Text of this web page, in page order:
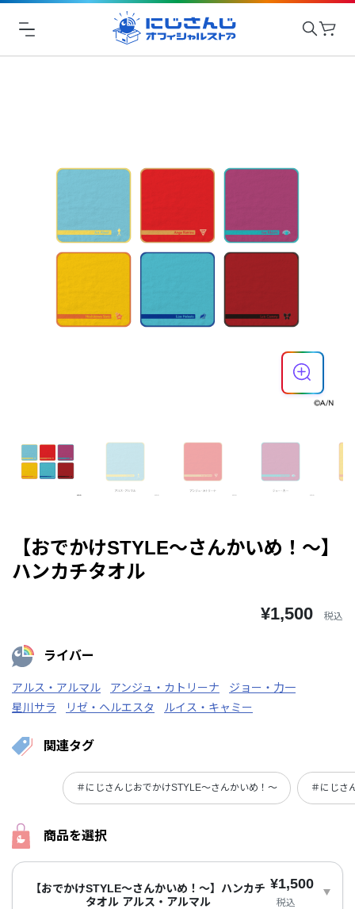
【おでかけSTYLE～さんかいめ！～】
ハンカチタオル
¥1,500 税込
ライバー
アルス・アルマル アンジュ・カトリーナ
ジョー・力一
星川サラ
リゼ・ヘルエスタ ルイス・キャミー
関連タグ
＃にじさんじおでかけSTYLE～さんかいめ！～ ＃にじさ
商品を選択
【おでかけSTYLE～さんかいめ！～】ハンカチ
タオル アルス・アルマル
¥1,500
税込